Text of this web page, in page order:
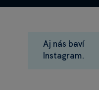
Aj nás baví
Instagram.